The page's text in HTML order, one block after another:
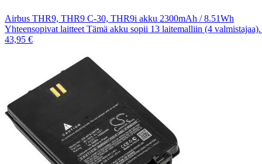
Airbus THR9, THR9 C-30, THR9i akku 2300mAh / 8.51Wh
Yhteensopivat laitteet Tämä akku sopii 13 laitemalliin (4
43,95 €